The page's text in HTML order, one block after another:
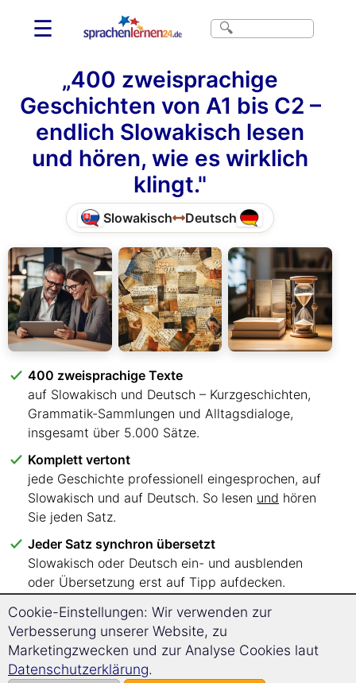
☰
„400 zweisprachige
Geschichten von A1 bis C2 –
endlich Slowakisch lesen
und hören, wie es wirklich
klingt."
Slowakisch Deutsch
400 zweisprachige Texte
auf Slowakisch und Deutsch – Kurzgeschichten,
Grammatik-Sammlungen und Alltagsdialoge,
insgesamt über 5.000 Sätze.
Komplett vertont
jede Geschichte professionell eingesprochen, auf
Slowakisch und auf Deutsch. So lesen und hören
Sie jeden Satz.
Jeder Satz synchron übersetzt
Slowakisch oder Deutsch ein- und ausblenden
oder Übersetzung erst auf Tipp aufdecken.
Sechs Sprachniveaus, klar sortiert
A1 bis C2 – Sie wissen sofort, mit welchen Texten
Sie einsteigen.
Lesen, wo Sie wollen
Cookie-Einstellungen: Wir verwenden zur
Verbesserung unserer Website, zu
Marketingzwecken und zur Analyse Cookies laut
Datenschutzerklärung.